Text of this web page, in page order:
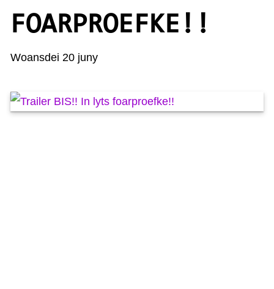
KAARTEN OANBEAN/FREGE
FOARPROEFKE!!
Woansdei 20 juny